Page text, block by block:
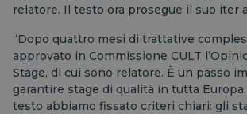
relatore. Il testo ora prosegue il suo iter
“Dopo quattro mesi di trattative
approvato in Commissione CULT
Stage, di cui sono relatore. È un passo
garantire stage di qualità in tutta
testo abbiamo fissato criteri chiari: gli